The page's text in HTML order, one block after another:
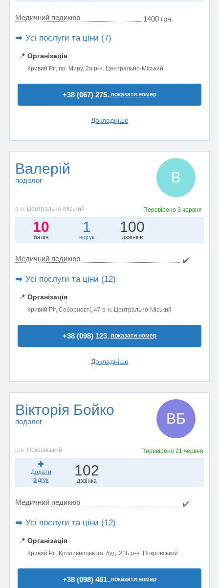
Медичний педикюр 1400 грн.
➡️ Усі послуги та ціни (7)
📍 Організація
Кривий Ріг, пр. Миру, 2а р-н. Центрально-Міський
+38 (067) 275..показати номер
Докладніше
Валерій
подолог В
р-н. Центрально-Міський Перевірено 3 червня
10
балів
1
відгук
100
дзвінків
Медичний педикюр ✔️
➡️ Усі послуги та ціни (12)
📍 Організація
Кривий Ріг, Соборності, 47 р-н. Центрально-Міський
+38 (098) 123..показати номер
Докладніше
Вікторія Бойко
подолог ВБ
р-н. Покровський Перевірено21 червня
Додати
відгук
102
дзвінка
Медичний педикюр ✔️
➡️ Усі послуги та ціни (12)
📍 Організація
Кривий Ріг, Кропивницького, буд. 21Б р-н. Покровський
+38 (098) 481..показати номер